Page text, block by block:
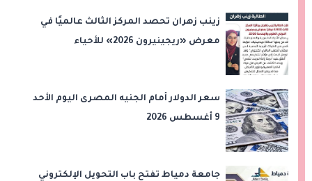
زينب زهران تحصد المركز الثالث عالميًا في
معرض «ريجينيرون 2026» للأحياء
سعر الدولار أمام الجنيه المصرى اليوم الأحد
9 أغسطس 2026
جامعة دمياط تفتح باب التحويل الإلكتروني